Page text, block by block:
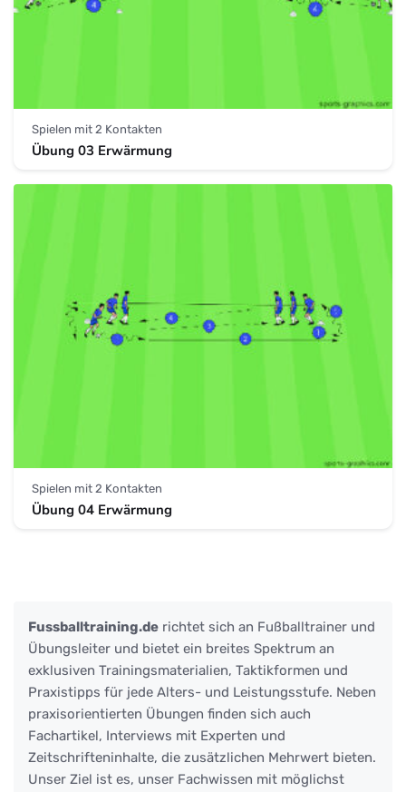
Spielen mit 2 Kontakten
Übung 03 Erwärmung
Spielen mit 2 Kontakten
Übung 04 Erwärmung
Fussballtraining.de richtet sich an Fußballtrainer und
Übungsleiter und bietet ein breites Spektrum an
exklusiven Trainingsmaterialien, Taktikformen und
Praxistipps für jede Alters- und Leistungsstufe. Neben
praxisorientierten Übungen finden sich auch
Fachartikel, Interviews mit Experten und
Zeitschrifteninhalte, die zusätzlichen Mehrwert bieten.
Unser Ziel ist es, unser Fachwissen mit möglichst